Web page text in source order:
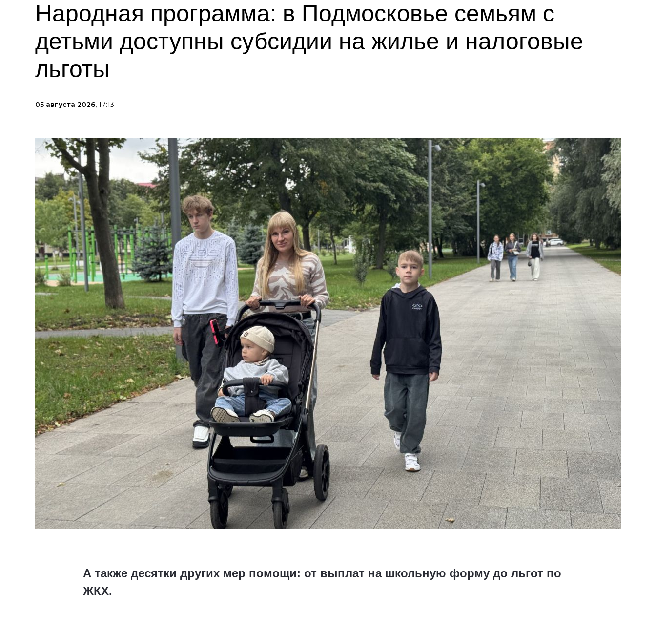
Народная программа: в Подмосковье семьям с
детьми доступны субсидии на жилье и налоговые
льготы
05 августа 2026, 17:13
А также десятки других мер помощи: от выплат на школьную форму до льгот по
ЖКХ.